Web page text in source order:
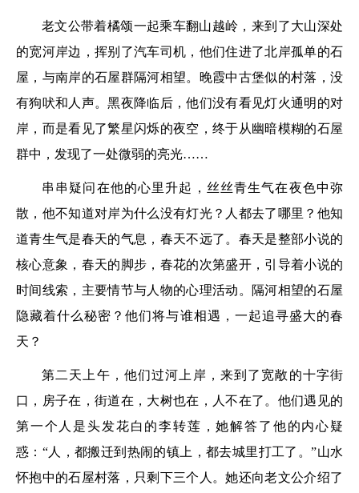
老文公带着橘颂一起乘车翻山越岭，来到了大山深处
的宽河岸边，挥别了汽车司机，他们住进了北岸孤单的石
屋，与南岸的石屋群隔河相望。晚霞中古堡似的村落，没
有狗吠和人声。黑夜降临后，他们没有看见灯火通明的对
岸，而是看见了繁星闪烁的夜空，终于从幽暗模糊的石屋
群中，发现了一处微弱的亮光……
串串疑问在他的心里升起，丝丝青生气在夜色中弥
散，他不知道对岸为什么没有灯光？人都去了哪里？他知
道青生气是春天的气息，春天不远了。春天是整部小说的
核心意象，春天的脚步，春花的次第盛开，引导着小说的
时间线索，主要情节与人物的心理活动。隔河相望的石屋
隐藏着什么秘密？他们将与谁相遇，一起追寻盛大的春
天？
第二天上午，他们过河上岸，来到了宽敞的十字街
口，房子在，街道在，大树也在，人不在了。他们遇见的
第一个人是头发花白的李转莲，她解答了他的内心疑
惑：“人，都搬迁到热闹的镇上，都去城里打工了。”山水
怀抱中的石屋村落，只剩下三个人。她还向老文公介绍了